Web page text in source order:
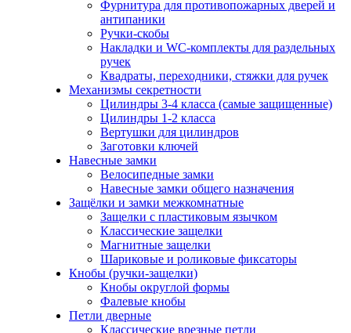
Фурнитура для противопожарных дверей и
антипаники
Ручки-скобы
Накладки и WC-комплекты для раздельных
ручек
Квадраты, переходники, стяжки для ручек
Механизмы секретности
Цилиндры 3-4 класса (самые защищенные)
Цилиндры 1-2 класса
Вертушки для цилиндров
Заготовки ключей
Навесные замки
Велосипедные замки
Навесные замки общего назначения
Защёлки и замки межкомнатные
Защелки с пластиковым язычком
Классические защелки
Магнитные защелки
Шариковые и роликовые фиксаторы
Кнобы (ручки-защелки)
Кнобы округлой формы
Фалевые кнобы
Петли дверные
Классические врезные петли